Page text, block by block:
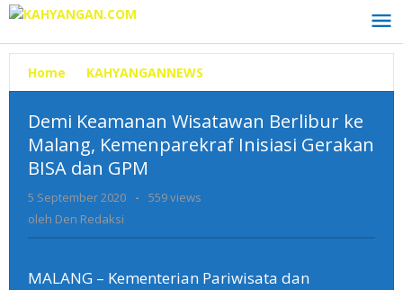
Lewati
konten
Home
KAHYANGANNEWS
Keamanan
Berlibur
ke
BISA
GPM
Demi Keamanan Wisatawan Berlibur ke
Malang, Kemenparekraf Inisiasi Gerakan
BISA dan GPM
5 September 2020
oleh
-
559 views
oleh Den Redaksi
MALANG – Kementerian Pariwisata dan